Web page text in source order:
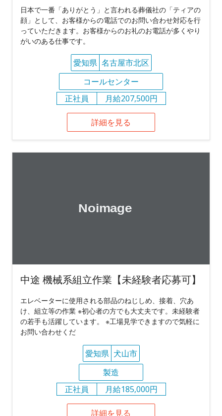
日本で一番「ありがとう」と言われる葬儀社の「ティアの
顔」として、お客様からの電話でのお問い合わせ対応を行
っていただきます。お客様からのお礼のお電話が多くやり
がいのある仕事です。
愛知県 名古屋市北区
コールセンター
正社員
月給207,500円
詳細を見る
中途 機械系組立作業【未経験者応募可】
エレベーターに使用される部品のねじしめ、接着、穴あ
け、組立等の作業 ※初心者の方でも大丈夫です。未経験者
の若手も活躍しています。 ※工場見学できますので気軽に
お問い合わせくだ
愛知県 犬山市
製造
正社員
月給185,000円
詳細を見る